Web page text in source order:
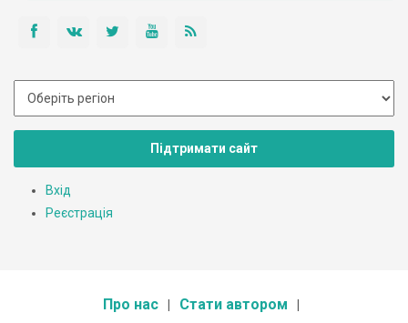
Підтримати сайт
Вхід
Реєстрація
Про нас Стати автором